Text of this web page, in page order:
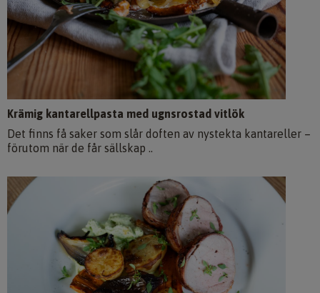
Krämig kantarellpasta med ugnsrostad vitlök
Det finns få saker som slår doften av nystekta kantareller –
förutom när de får sällskap ..